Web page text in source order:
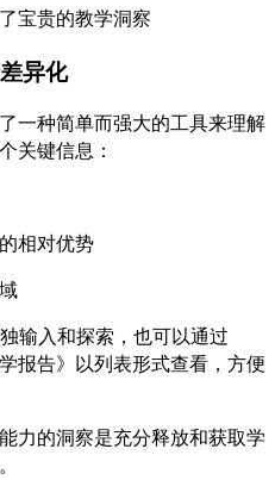
宝贵的教学洞察
异化
一种简单而强大的工具来理解
关键信息：
相对优势
输入和探索，也可以通过
报告》以列表形式查看，方便
力的洞察是充分释放和获取学